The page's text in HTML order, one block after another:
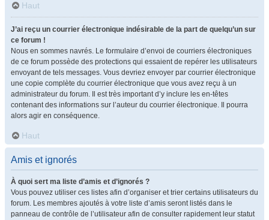
Haut
J’ai reçu un courrier électronique indésirable de la part de quelqu’un sur
ce forum !
Nous en sommes navrés. Le formulaire d’envoi de courriers électroniques
de ce forum possède des protections qui essaient de repérer les utilisateurs
envoyant de tels messages. Vous devriez envoyer par courrier électronique
une copie complète du courrier électronique que vous avez reçu à un
administrateur du forum. Il est très important d’y inclure les en-têtes
contenant des informations sur l’auteur du courrier électronique. Il pourra
alors agir en conséquence.
Haut
Amis et ignorés
À quoi sert ma liste d’amis et d’ignorés ?
Vous pouvez utiliser ces listes afin d’organiser et trier certains utilisateurs du
forum. Les membres ajoutés à votre liste d’amis seront listés dans le
panneau de contrôle de l’utilisateur afin de consulter rapidement leur statut